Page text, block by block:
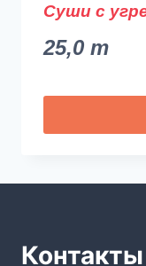
Суши с
25,0 m
Контакты